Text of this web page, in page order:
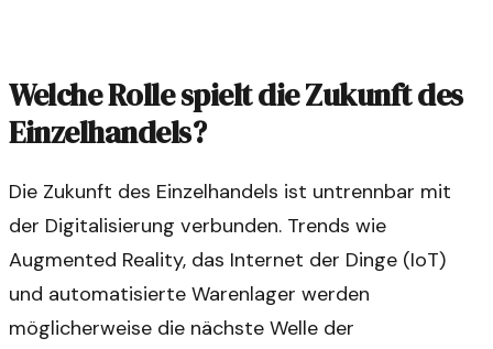
Welche Rolle spielt die Zukunft des
Einzelhandels?
Die Zukunft des Einzelhandels ist untrennbar mit
der Digitalisierung verbunden. Trends wie
Augmented Reality, das Internet der Dinge (IoT)
und automatisierte Warenlager werden
möglicherweise die nächste Welle der